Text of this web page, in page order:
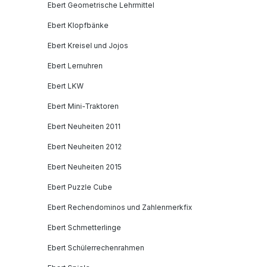
Ebert Geometrische Lehrmittel
Ebert Klopfbänke
Ebert Kreisel und Jojos
Ebert Lernuhren
Ebert LKW
Ebert Mini-Traktoren
Ebert Neuheiten 2011
Ebert Neuheiten 2012
Ebert Neuheiten 2015
Ebert Puzzle Cube
Ebert Rechendominos und Zahlenmerkfix
Ebert Schmetterlinge
Ebert Schülerrechenrahmen